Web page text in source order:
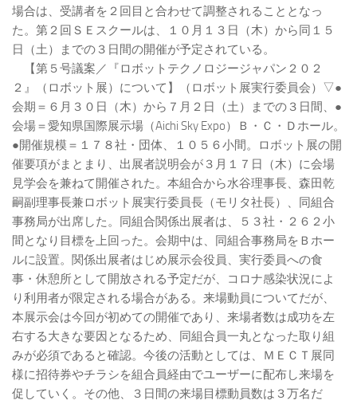
場合は、受講者を２回目と合わせて調整されることとなっ
た。第２回ＳＥスクールは、１０月１３日（木）から同１５
日（土）までの３日間の開催が予定されている。
【第５号議案／『ロボットテクノロジージャパン２０２
２』（ロボット展）について】（ロボット展実行委員会）▽●
会期＝６月３０日（木）から７月２日（土）までの３日間、●
会場＝愛知県国際展示場（Aichi Sky Expo）Ｂ・Ｃ・Ｄホール。
●開催規模＝１７８社・団体、１０５６小間。ロボット展の開
催要項がまとまり、出展者説明会が３月１７日（木）に会場
見学会を兼ねて開催された。本組合から水谷理事長、森田乾
嗣副理事長兼ロボット展実行委員長（モリタ社長）、同組合
事務局が出席した。同組合関係出展者は、５３社・２６２小
間となり目標を上回った。会期中は、同組合事務局をＢホー
ルに設置。関係出展者はじめ展示会役員、実行委員への食
事・休憩所として開放される予定だが、コロナ感染状況によ
り利用者が限定される場合がある。来場動員についてだが、
本展示会は今回が初めての開催であり、来場者数は成功を左
右する大きな要因となるため、同組合員一丸となった取り組
みが必須であると確認。今後の活動としては、ＭＥＣＴ展同
様に招待券やチラシを組合員経由でユーザーに配布し来場を
促していく。その他、３日間の来場目標動員数は３万名だ